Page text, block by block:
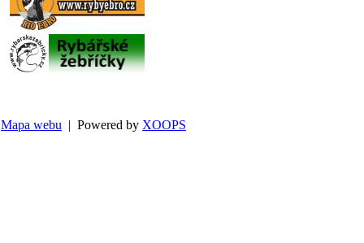
Mapa webu | Powered by XOOPS